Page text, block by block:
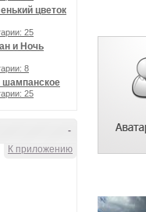
цветок
25
и Ночь
8
25
-
К приложению